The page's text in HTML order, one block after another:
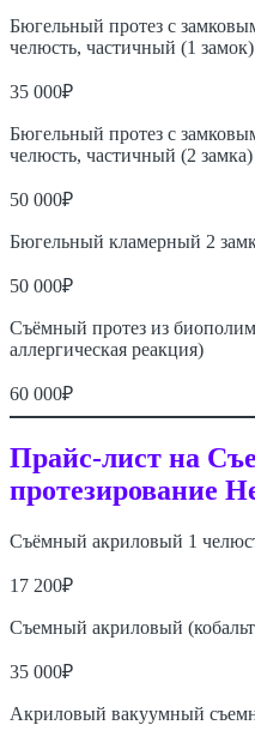
Бюгельный протез с
челюсть, частичный (1 замок)
35 000₽
Бюгельный протез с
челюсть, частичный (2 замка)
50 000₽
Бюгельный кламерный 2
50 000₽
Съёмный протез из
аллергическая реакция)
60 000₽
Прайс-лист на
протезирование
Съёмный акриловый 1
17 200₽
Съемный акриловый
35 000₽
Акриловый вакуумный